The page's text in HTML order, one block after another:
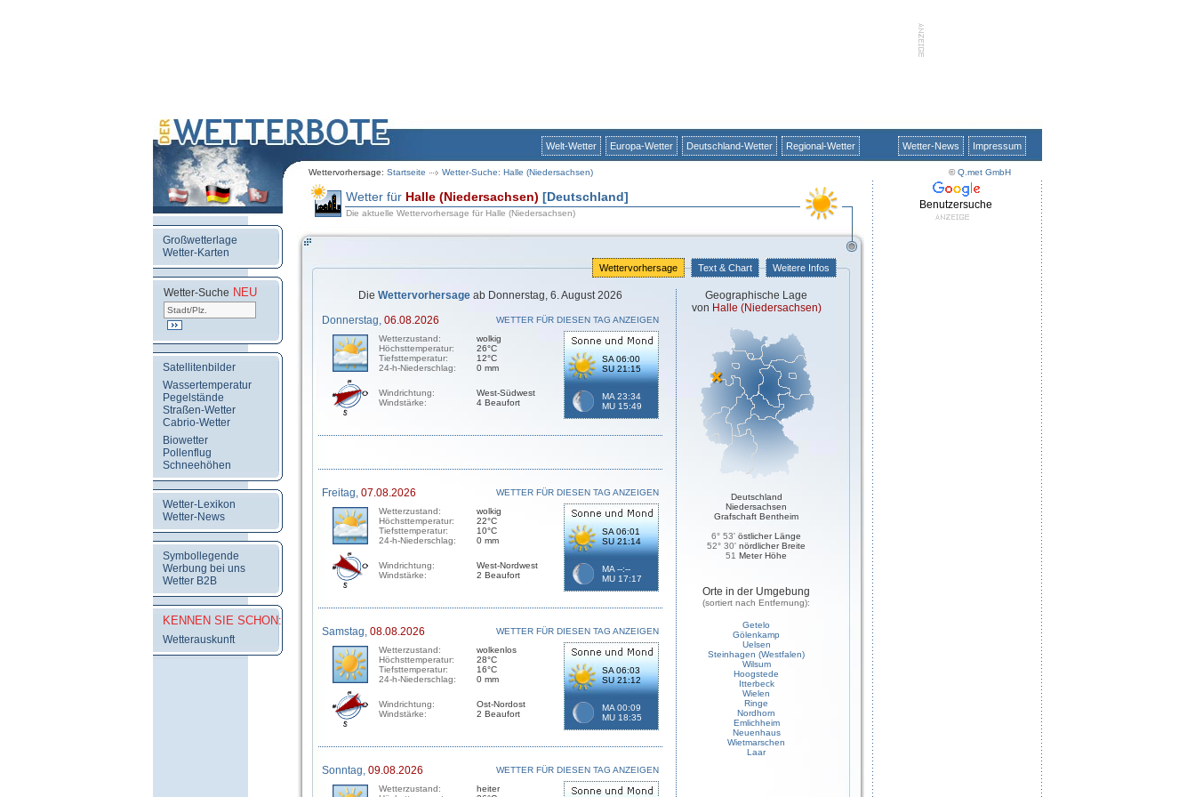
Welt-Wetter Europa-Wetter Deutschland-Wetter Regional-Wetter
Wettervorhersage: Startseite Wetter-Suche: Halle (Niedersachsen)
Wetter-News Impressum
©Q.met GmbH
Großwetterlage
Wetter-Karten
Wetter-Suche NEU
Satellitenbilder
Wassertemperatur
Pegelstände
Straßen-Wetter
Cabrio-Wetter
Biowetter
Pollenflug
Schneehöhen
Wetter-Lexikon
Wetter-News
Symbollegende
Werbung bei uns
Wetter B2B
KENNEN SIE SCHON:
Wetterauskunft
Wetter für Halle (Niedersachsen) [Deutschland]
Die aktuelle Wettervorhersage für Halle (Niedersachsen)
Wettervorhersage Text & Chart Weitere Infos
Die Wettervorhersage ab Donnerstag, 6. August 2026
Donnerstag, 06.08.2026
WETTER FÜR DIESEN TAG ANZEIGEN
Wetterzustand:
Höchsttemperatur:
Tiefsttemperatur:
24-h-Niederschlag:
wolkig
26°C
12°C
0 mm
SA 06:00
SU 21:15
MA 23:34
MU 15:49
Windrichtung:
Windstärke:
West-Südwest
4 Beaufort
Freitag, 07.08.2026
WETTER FÜR DIESEN TAG ANZEIGEN
Wetterzustand:
Höchsttemperatur:
Tiefsttemperatur:
24-h-Niederschlag:
wolkig
22°C
10°C
0 mm
SA 06:01
SU 21:14
MA --:--
MU 17:17
Windrichtung:
Windstärke:
West-Nordwest
2 Beaufort
Samstag, 08.08.2026
WETTER FÜR DIESEN TAG ANZEIGEN
Wetterzustand:
Höchsttemperatur:
Tiefsttemperatur:
24-h-Niederschlag:
wolkenlos
28°C
16°C
0 mm
SA 06:03
SU 21:12
MA 00:09
MU 18:35
Windrichtung:
Windstärke:
Ost-Nordost
2 Beaufort
Sonntag, 09.08.2026
WETTER FÜR DIESEN TAG ANZEIGEN
Wetterzustand:
heiter
Geographische Lage
von Halle (Niedersachsen)
Deutschland
Niedersachsen
Grafschaft Bentheim
6° 53' östlicher Länge
52° 30' nördlicher Breite
51 Meter Höhe
Orte in der Umgebung
(sortiert nach Entfernung):
Getelo
Gölenkamp
Uelsen
Steinhagen (Westfalen)
Wilsum
Hoogstede
Itterbeck
Wielen
Ringe
Nordhorn
Emlichheim
Neuenhaus
Wietmarschen
Laar
Benutzersuche